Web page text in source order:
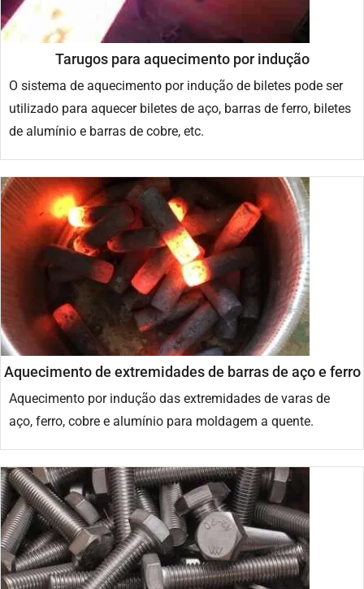
Tarugos para aquecimento por indução
O sistema de aquecimento por indução de biletes pode ser
utilizado para aquecer biletes de aço, barras de ferro, biletes
de alumínio e barras de cobre, etc.
Aquecimento de extremidades de barras de aço e ferro
Aquecimento por indução das extremidades de varas de
aço, ferro, cobre e alumínio para moldagem a quente.